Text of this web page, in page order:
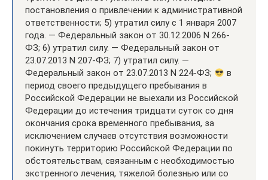
постановления о привлечении к административной
ответственности; 5) утратил силу с 1 января 2007
года. — Федеральный закон от 30.12.2006 N 266-
ФЗ; 6) утратил силу. — Федеральный закон от
23.07.2013 N 207-ФЗ; 7) утратил силу. —
Федеральный закон от 23.07.2013 N 224-ФЗ;
в
период своего предыдущего пребывания в
Российской Федерации не выехали из Российской
Федерации до истечения тридцати суток со дня
окончания срока временного пребывания, за
исключением случаев отсутствия возможности
покинуть территорию Российской Федерации по
обстоятельствам, связанным с необходимостью
экстренного лечения, тяжелой болезнью или со